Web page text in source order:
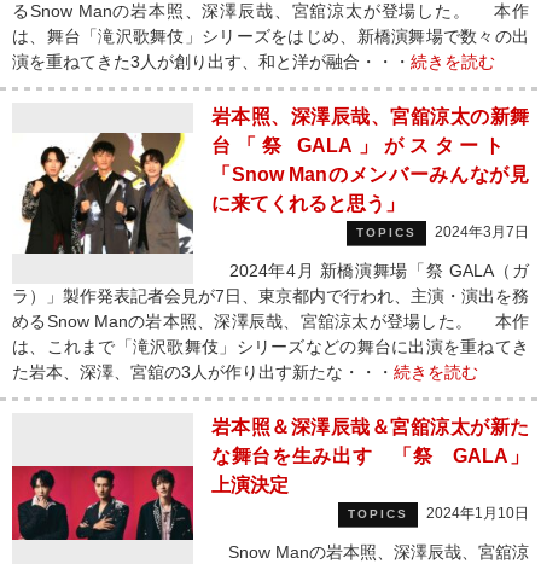
るSnow Manの岩本照、深澤辰哉、宮舘涼太が登場した。 本作
は、舞台「滝沢歌舞伎」シリーズをはじめ、新橋演舞場で数々の出
演を重ねてきた3人が創り出す、和と洋が融合・・・ 続きを読む
岩本照、深澤辰哉、宮舘涼太の新舞
台「祭 GALA」がスタート
「Snow Manのメンバーみんなが見
に来てくれると思う」
TOPICS 2024年3月7日
2024年4月 新橋演舞場「祭 GALA（ガ
ラ）」製作発表記者会見が7日、東京都内で行われ、主演・演出を務
めるSnow Manの岩本照、深澤辰哉、宮舘涼太が登場した。 本作
は、これまで「滝沢歌舞伎」シリーズなどの舞台に出演を重ねてき
た岩本、深澤、宮舘の3人が作り出す新たな・・・ 続きを読む
岩本照＆深澤辰哉＆宮舘涼太が新た
な舞台を生み出す 「祭 GALA」
上演決定
TOPICS 2024年1月10日
Snow Manの岩本照、深澤辰哉、宮舘涼